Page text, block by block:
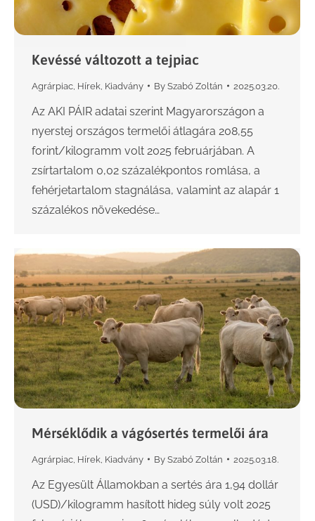
Kevéssé változott a tejpiac
Agrárpiac Hírek Kiadvány By Szabó Zoltán 2025.03.20.
Az AKI PÁIR adatai szerint Magyarországon a
nyerstej országos termelői átlagára 208,55
forint/kilogramm volt 2025 februárjában. A
zsírtartalom 0,02 százalékpontos romlása, a
fehérjetartalom stagnálása, valamint az alapár 1
százalékos növekedése…
Mérséklődik a vágósertés termelői ára
Agrárpiac Hírek Kiadvány By Szabó Zoltán 2025.03.18.
Az Egyesült Államokban a sertés ára 1,94 dollár
(USD)/kilogramm hasított hideg súly volt 2025